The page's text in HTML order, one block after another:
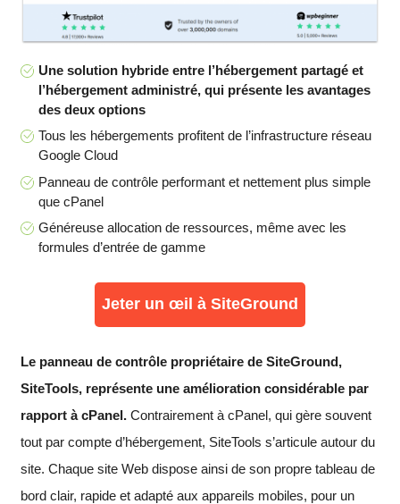
Une solution hybride entre l’hébergement partagé et
l’hébergement administré, qui présente les avantages
des deux options
Tous les hébergements profitent de l’infrastructure réseau
Google Cloud
Panneau de contrôle performant et nettement plus simple
que cPanel
Généreuse allocation de ressources, même avec les
formules d’entrée de gamme
Jeter un œil à SiteGround
Le panneau de contrôle propriétaire de SiteGround,
SiteTools, représente une amélioration considérable par
rapport à cPanel. Contrairement à cPanel, qui gère souvent
tout par compte d’hébergement, SiteTools s’articule autour du
site. Chaque site Web dispose ainsi de son propre tableau de
bord clair, rapide et adapté aux appareils mobiles, pour un